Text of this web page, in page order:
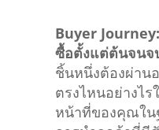
Buyer Journey:
ซื้อตั้งแต่ต้นจนจ
ชิ้นหนึ่งต้องผ่าน
ตรงไหนอย่างไ
หน้าที่ของคุณใน